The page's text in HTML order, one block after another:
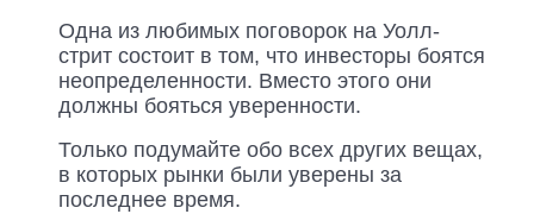
Одна из любимых поговорок на Уолл-
стрит состоит в том, что инвесторы боятся
неопределенности. Вместо этого они
должны бояться уверенности.
Только подумайте обо всех других вещах,
в которых рынки были уверены за
последнее время.